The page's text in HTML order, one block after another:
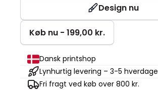
Dame
antal
Design nu
Køb nu - 199,00 kr.
Dansk printshop
Lynhurtig levering – 3-5 hverdage
Fri fragt ved køb over 800 kr.